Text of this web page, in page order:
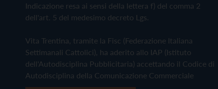
Indicazione resa ai sensi della lettera f) del comma 2
dell'art. 5 del medesimo decreto Lgs.
Vita Trentina, tramite la Fisc (Federazione Italiana
Settimanali Cattolici), ha aderito allo IAP (Istituto
dell'Autodisciplina Pubblicitaria) accettando il Codice di
Autodisciplina della Comunicazione Commerciale